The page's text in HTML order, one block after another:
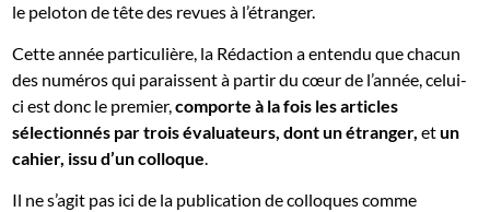
le peloton de tête des revues à l’étranger.
Cette année particulière, la Rédaction a entendu que chacun
des numéros qui paraissent à partir du cœur de l’année, celui-
ci est donc le premier,comporte à la fois les articles
sélectionnés par trois évaluateurs, dont un étranger, etun
cahier, issu d’un colloque.
Il ne s’agit pas ici de la publication de colloques comme